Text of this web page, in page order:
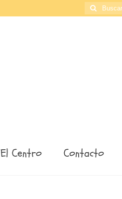
Buscar
por:
El Centro Contacto